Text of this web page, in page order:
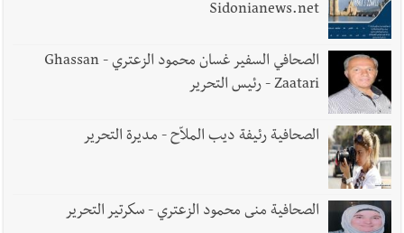
Sidonianews.net
الصحافي السفير غسان محمود الزعتري - Ghassan
Zaatari - رئيس التحرير
الصحافية رئيفة ديب الملاّح - مديرة التحرير
الصحافية منى محمود الزعتري - سكرتير التحرير